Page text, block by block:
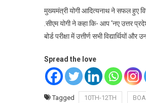
मुख्यमंत्री योगी आदित्यनाथ ने सफल हुए
.सीएम योगी ने कहा कि- आप ‘नए उत्तर
बोर्ड परीक्षा में उत्तीर्ण सभी
Spread the love
Tagged 10TH-12TH